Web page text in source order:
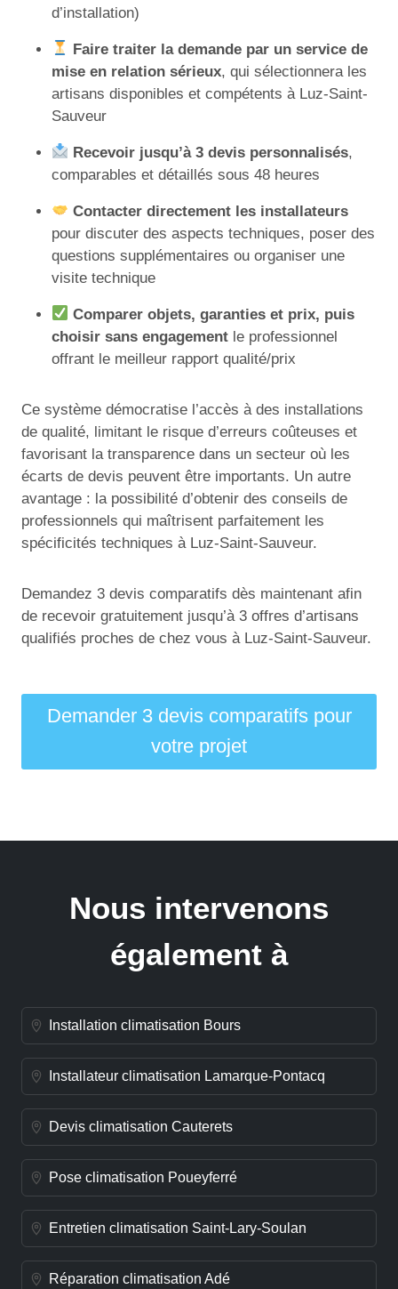
d’installation)
Faire traiter la demande par un service de
mise en relation sérieux, qui sélectionnera les
artisans disponibles et compétents à Luz-Saint-
Sauveur
Recevoir jusqu’à 3 devis personnalisés,
comparables et détaillés sous 48 heures
Contacter directement les installateurs
pour discuter des aspects techniques, poser des
questions supplémentaires ou organiser une
visite technique
Comparer objets, garanties et prix, puis
choisir sans engagement le professionnel
offrant le meilleur rapport qualité/prix
Ce système démocratise l’accès à des installations
de qualité, limitant le risque d’erreurs coûteuses et
favorisant la transparence dans un secteur où les
écarts de devis peuvent être importants. Un autre
avantage : la possibilité d’obtenir des conseils de
professionnels qui maîtrisent parfaitement les
spécificités techniques à Luz-Saint-Sauveur.
Demandez 3 devis comparatifs dès maintenant afin
de recevoir gratuitement jusqu’à 3 offres d’artisans
qualifiés proches de chez vous à Luz-Saint-Sauveur.
Demander 3 devis comparatifs pour
votre projet
Nous intervenons
également à
Installation climatisation Bours
Installateur climatisation Lamarque-Pontacq
Devis climatisation Cauterets
Pose climatisation Poueyferré
Entretien climatisation Saint-Lary-Soulan
Réparation climatisation Adé